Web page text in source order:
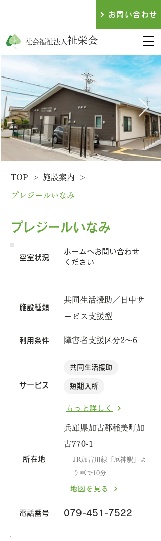
社会福祉法人祉栄会
お問い合わせ
TOP > 施設案内 >
プレジールいなみ
プレジールいなみ
​空室状況
ホームへお問い合わせ
ください
施設種類
共同生活援助／日中サ
ービス支援型
利用条件 障害者支援区分2～6
サービス
所在地
共同生活援助
短期入所
もっと詳しく
兵庫県加古郡稲美町加
古770-1
JR加古川線「厄神駅」よ
り車で10分
地図を見る
電話番号 079-451-7522